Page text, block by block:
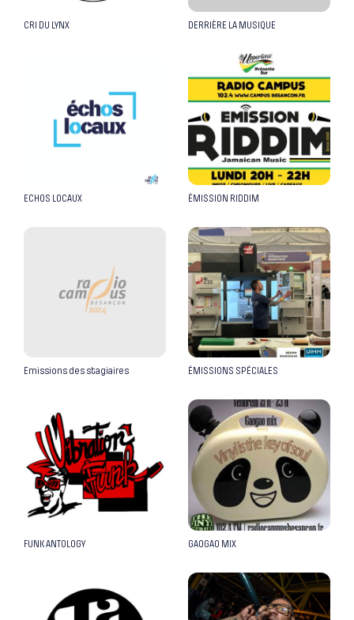
CRI DU LYNX DERRIÈRE LA MUSIQUE
ECHOS LOCAUX ÉMISSION RIDDIM
Emissions des stagiaires ÉMISSIONS SPÉCIALES
FUNK ANTOLOGY GAOGAO MIX